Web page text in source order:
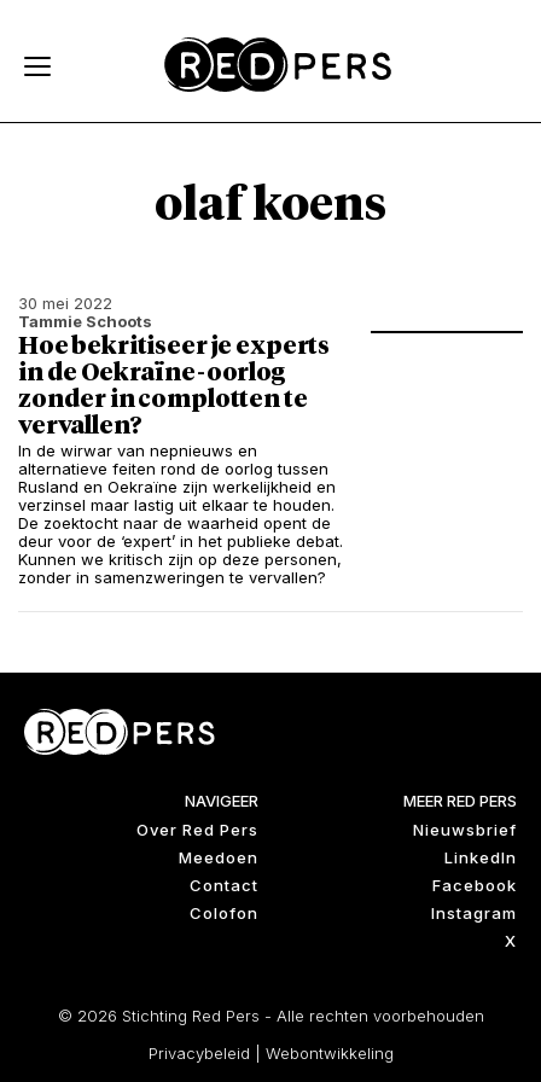
olaf koens
30 mei 2022
Tammie Schoots
Hoe bekritiseer je experts
in de Oekraïne-oorlog
zonder in complotten te
vervallen?
In de wirwar van nepnieuws en
alternatieve feiten rond de oorlog tussen
Rusland en Oekraïne zijn werkelijkheid en
verzinsel maar lastig uit elkaar te houden.
De zoektocht naar de waarheid opent de
deur voor de ‘expert’ in het publieke debat.
Kunnen we kritisch zijn op deze personen,
zonder in samenzweringen te vervallen?
NAVIGEER
Over Red Pers
Meedoen
Contact
Colofon
MEER RED PERS
Nieuwsbrief
LinkedIn
Facebook
Instagram
X
© 2026 Stichting Red Pers - Alle rechten voorbehouden
Privacybeleid
Webontwikkeling